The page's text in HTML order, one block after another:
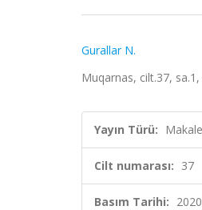
Gurallar N.
Muqarnas, cilt.37,
Yayın Türü:
Cilt numarası: 37
Basım Tarihi: 2020